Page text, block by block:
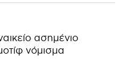
ασημένιο
νόμισμα